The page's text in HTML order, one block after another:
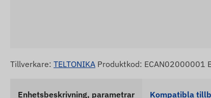
Tillverkare: TELTONIKA Produktkod: ECAN02000001
Enhetsbeskrivning, parametrar Kompatibla